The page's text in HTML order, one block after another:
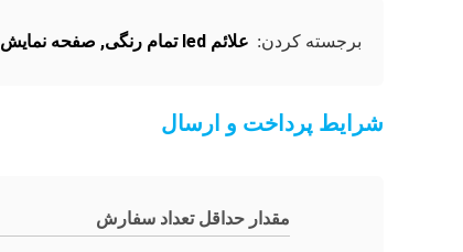
برجسته کردن: علائم led تمام رنگی , صفحه نمایش LED تمام رنگی
شرایط پرداخت و ارسال
مقدار حداقل تعداد سفارش